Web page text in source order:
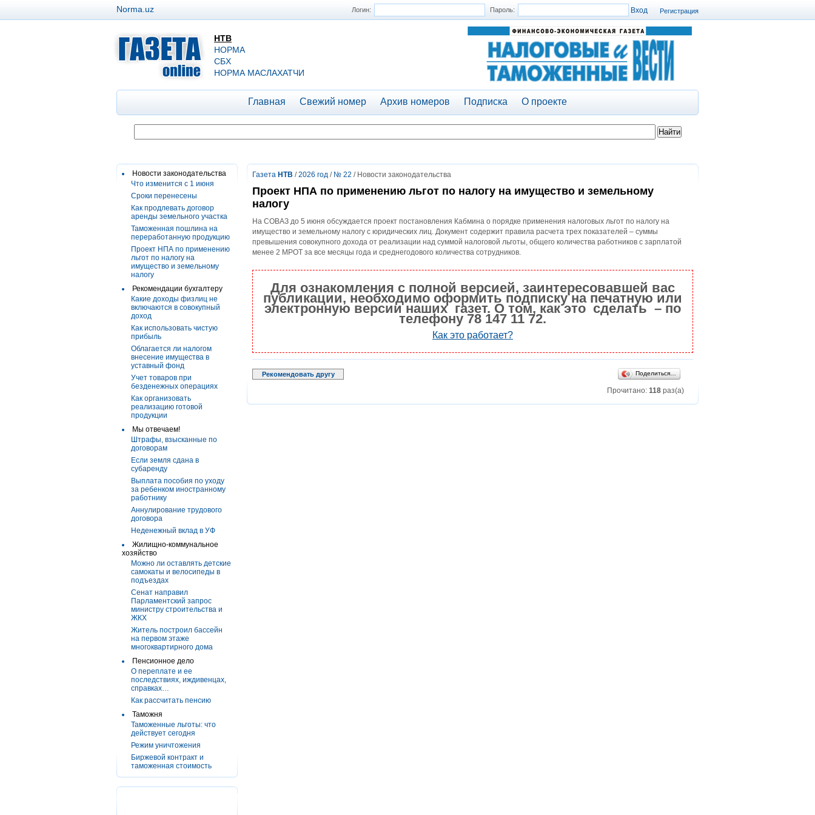
Регистрация
Логин: Пароль:
Norma.uz
НТВ
НОРМА
СБХ
НОРМА МАСЛАХАТЧИ
Главная Свежий номер Архив номеров Подписка О проекте
Новости законодательства
Что изменится с 1 июня
Сроки перенесены
Как продлевать договор
аренды земельного участка
Таможенная пошлина на
переработанную продукцию
Проект НПА по применению
льгот по налогу на
имущество и земельному
налогу
Рекомендации бухгалтеру
Какие доходы физлиц не
включаются в совокупный
доход
Как использовать чистую
прибыль
Облагается ли налогом
внесение имущества в
уставный фонд
Учет товаров при
безденежных операциях
Как организовать
реализацию готовой
продукции
Мы отвечаем!
Штрафы, взысканные по
договорам
Если земля сдана в
субаренду
Выплата пособия по уходу
за ребенком иностранному
работнику
Аннулирование трудового
договора
Неденежный вклад в УФ
Жилищно-коммунальное
хозяйство
Можно ли оставлять детские
самокаты и велосипеды в
подъездах
Сенат направил
Парламентский запрос
министру строительства и
ЖКХ
Житель построил бассейн
на первом этаже
многоквартирного дома
Пенсионное дело
О переплате и ее
последствиях, иждивенцах,
справках…
Как рассчитать пенсию
Таможня
Таможенные льготы: что
действует сегодня
Режим уничтожения
Биржевой контракт и
таможенная стоимость
Газета НТВ /2026 год / № 22 / Новости законодательства
Проект НПА по применению льгот по налогу на имущество и земельному
налогу
На СОВАЗ до 5 июня обсуждается проект постановления Кабмина о порядке применения налоговых льгот по налогу на
имущество и земельному налогу с юридических лиц. Документ содержит правила расчета трех показателей – суммы
превышения совокупного дохода от реализации над суммой налоговой льготы, общего количества работников с зарплатой
менее 2 МРОТ за все месяцы года и среднегодового количества сотрудников.
Для ознакомления с полной версией, заинтересовавшей вас
публикации, необходимо оформить подписку на печатную или
электронную версии наших газет. О том, как это сделать – по
телефону 78 147 11 72.
Как это работает?
Рекомендовать другу Поделиться…
Прочитано: 118 раз(а)